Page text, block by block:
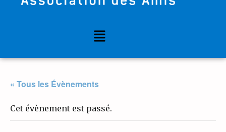
« Tous les Évènements
Cet évènement est passé.